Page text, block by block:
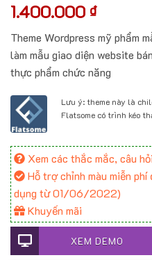
1.400.000 ₫
Theme Wordpress mỹ phẩm
làm mẫu giao diện website
thực phẩm chức năng
Lưu ý: theme này là
Flatsome có trình kéo
Xem các thắc mắc, câu
Hỗ trợ chỉnh màu miễn
dụng từ 01/06/2022)
Khuyến mãi
XEM DEMO